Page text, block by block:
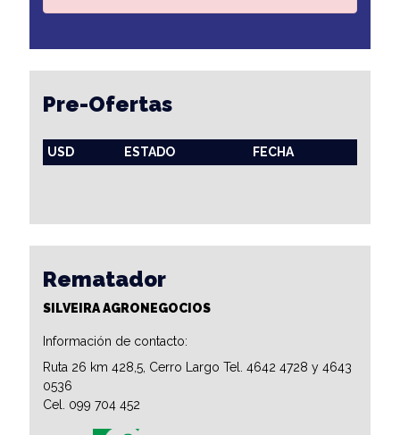
Pre-Ofertas
USD ESTADO FECHA
Rematador
SILVEIRA AGRONEGOCIOS
Información de contacto:
Ruta 26 km 428,5, Cerro Largo Tel. 4642 4728 y 4643
0536
Cel. 099 704 452